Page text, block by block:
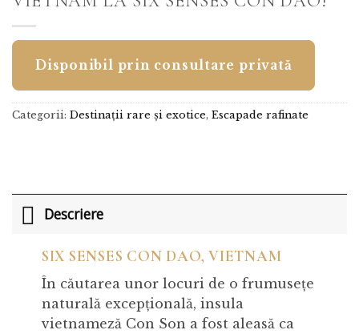
Disponibil prin consultare privată
Categorii: Destinații rare și exotice, Escapade rafinate
Descriere
SIX SENSES CON DAO, VIETNAM
În căutarea unor locuri de o frumusețe
naturală excepțională, insula
vietnameză Con Son a fost aleasă ca